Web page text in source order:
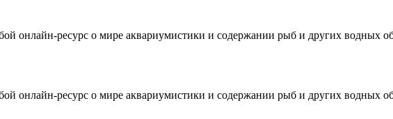
онлайн-ресурс о мире аквариумистики и содержании рыб и других водных
онлайн-ресурс о мире аквариумистики и содержании рыб и других водных